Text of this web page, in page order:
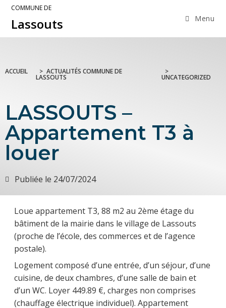
COMMUNE DE
Lassouts Menu
ACCUEIL > ACTUALITÉS COMMUNE DE
LASSOUTS
>
UNCATEGORIZED
LASSOUTS –
Appartement T3 à
louer
Publiée le 24/07/2024
Loue appartement T3, 88 m2 au 2ème étage du
bâtiment de la mairie dans le village de Lassouts
(proche de l’école, des commerces et de l’agence
postale).
Logement composé d’une entrée, d’un séjour, d’une
cuisine, de deux chambres, d’une salle de bain et
d’un WC. Loyer 449.89 €, charges non comprises
(chauffage électrique individuel). Appartement